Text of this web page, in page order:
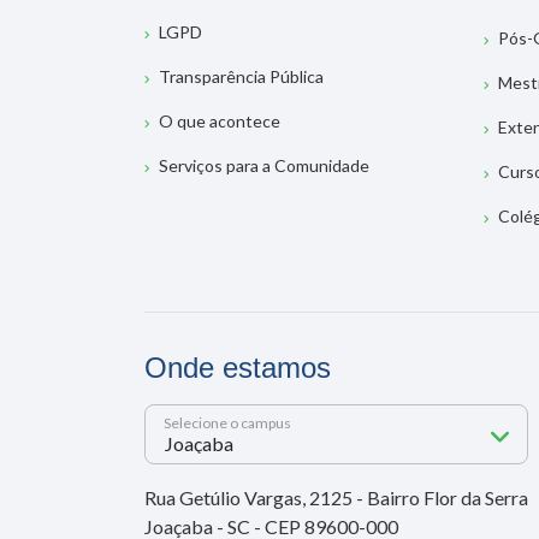
LGPD
Transparência Pública
O que acontece
Serviços para a Comunidade
Pós-
Onde estamos
Selecione o campus
Rua Getúlio Vargas, 2125 - Bairro Flor da Serra
Joaçaba - SC - CEP 89600-000